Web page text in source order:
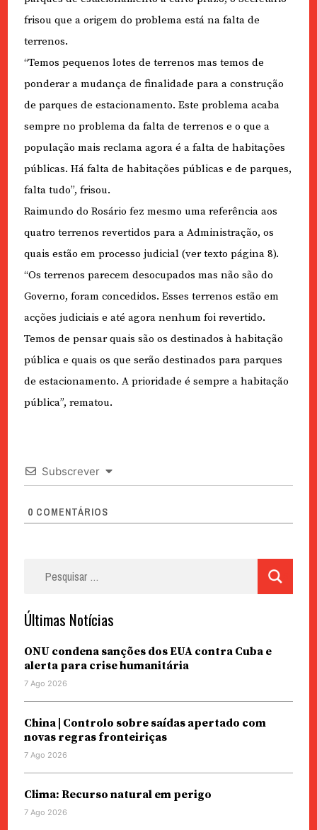
frisou que a origem do problema está na falta de
terrenos.
“Temos pequenos lotes de terrenos mas temos de
ponderar a mudança de finalidade para a construção
de parques de estacionamento. Este problema acaba
sempre no problema da falta de terrenos e o que a
população mais reclama agora é a falta de habitações
públicas. Há falta de habitações públicas e de parques,
falta tudo”, frisou.
Raimundo do Rosário fez mesmo uma referência aos
quatro terrenos revertidos para a Administração, os
quais estão em processo judicial (ver texto página 8).
“Os terrenos parecem desocupados mas não são do
Governo, foram concedidos. Esses terrenos estão em
acções judiciais e até agora nenhum foi revertido.
Temos de pensar quais são os destinados à habitação
pública e quais os que serão destinados para parques
de estacionamento. A prioridade é sempre a habitação
pública”, rematou.
Subscrever
0 COMENTÁRIOS
Últimas Notícias
ONU condena sanções dos EUA contra Cuba e
alerta para crise humanitária
7 Ago 2026
China | Controlo sobre saídas apertado com
novas regras fronteiriças
7 Ago 2026
Clima: Recurso natural em perigo
7 Ago 2026